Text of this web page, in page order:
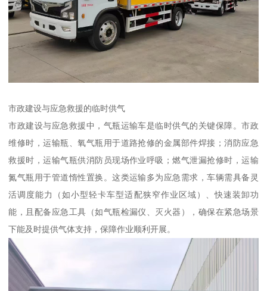
市政建设与应急救援的临时供气​
市政建设与应急救援中，气瓶运输车是临时供气的关键保障。市政
维修时，运输瓶、氧气瓶用于道路抢修的金属部件焊接；消防应急
救援时，运输气瓶供消防员现场作业呼吸；燃气泄漏抢修时，运输
氮气瓶用于管道惰性置换。这类运输多为应急需求，车辆需具备灵
活调度能力（如小型轻卡车型适配狭窄作业区域）、快速装卸功
能，且配备应急工具（如气瓶检漏仪、灭火器），确保在紧急场景
下能及时提供气体支持，保障作业顺利开展。